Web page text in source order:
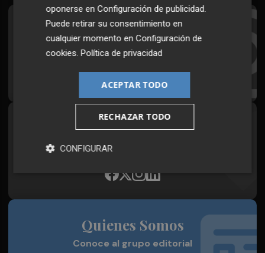
Suscríbete al Boletín
Todos los días a primera hora en tu email
¡Quiero suscribirme!
Síguenos en redes
Plaza Podcast, desde cualquier medio
Quienes Somos
Conoce al grupo editorial
oponerse enConfiguración de publicidad
Puede retirar su consentimiento en
cualquier momento enConfiguración de
cookies .Política de privacidad
ACEPTAR TODO
RECHAZAR TODO
CONFIGURAR